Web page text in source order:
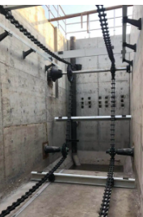
urvalsguiden.